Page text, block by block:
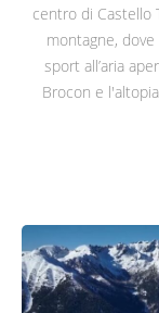
centro di Castello
montagne,
sport all’aria
Brocon e